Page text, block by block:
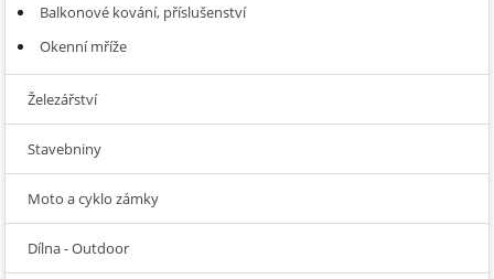
Balkonové kování, příslušenství
Okenní mříže
Železářství
Stavebniny
Moto a cyklo zámky
Dílna - Outdoor